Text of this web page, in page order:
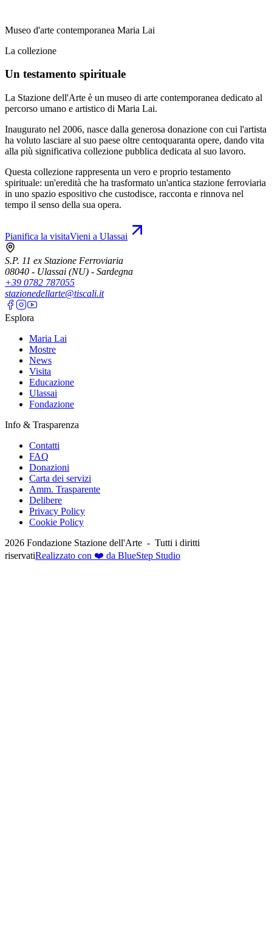
Museo d'arte contemporanea Maria Lai
La collezione
Un testamento spirituale
La Stazione dell'Arte è un museo di arte contemporanea dedicato al
percorso umano e artistico di Maria Lai.
Inaugurato nel 2006, nasce dalla generosa donazione con cui l'artista
ha voluto lasciare al suo paese oltre centoquaranta opere, dando vita
alla più significativa collezione pubblica dedicata al suo lavoro.
Questa collezione rappresenta un vero e proprio testamento
spirituale: un'eredità che ha trasformato un'antica stazione ferroviaria
in uno spazio espositivo che custodisce, racconta e rinnova nel
tempo il senso della sua opera.
Pianifica la visitaVieni a Ulassai
S.P. 11 ex Stazione Ferroviaria
08040 - Ulassai (NU) - Sardegna
+39 0782 787055
stazionedellarte@tiscali.it
Esplora
Maria Lai
Mostre
News
Visita
Educazione
Ulassai
Fondazione
Info & Trasparenza
Contatti
FAQ
Donazioni
Carta dei servizi
Amm. Trasparente
Delibere
Privacy Policy
Cookie Policy
2026 Fondazione Stazione dell'Arte - Tutti i diritti
riservatiRealizzato con ❤️ da BlueStep Studio